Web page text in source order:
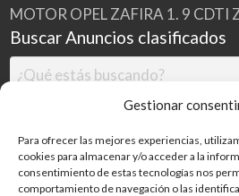
Gestionar
Para ofrecer las mejores experiencias,
cookies para almacenar y/o acceder a la
consentimiento de estas tecnologías nos
comportamiento de navegación o las
MOTOR OPEL ZAFIRA 1. 9 CDTI
Buscar Anuncios clasificados